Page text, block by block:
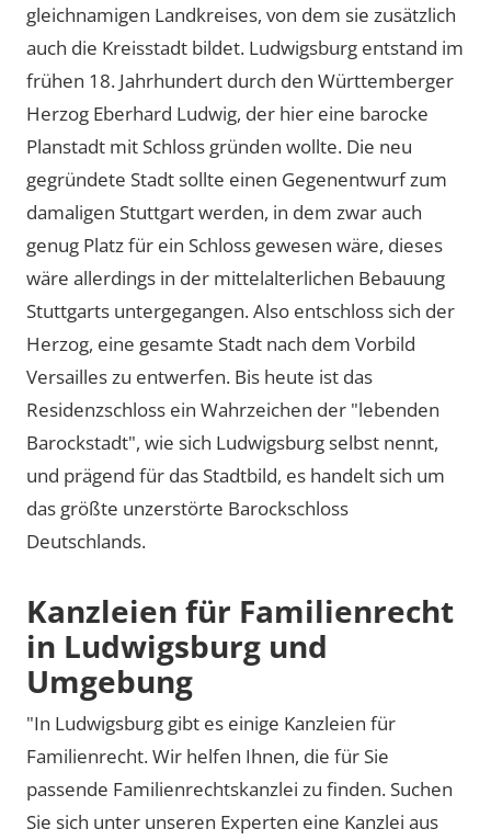
gleichnamigen Landkreises, von dem sie zusätzlich
auch die Kreisstadt bildet. Ludwigsburg entstand im
frühen 18. Jahrhundert durch den Württemberger
Herzog Eberhard Ludwig, der hier eine barocke
Planstadt mit Schloss gründen wollte. Die neu
gegründete Stadt sollte einen Gegenentwurf zum
damaligen Stuttgart werden, in dem zwar auch
genug Platz für ein Schloss gewesen wäre, dieses
wäre allerdings in der mittelalterlichen Bebauung
Stuttgarts untergegangen. Also entschloss sich der
Herzog, eine gesamte Stadt nach dem Vorbild
Versailles zu entwerfen. Bis heute ist das
Residenzschloss ein Wahrzeichen der "lebenden
Barockstadt", wie sich Ludwigsburg selbst nennt,
und prägend für das Stadtbild, es handelt sich um
das größte unzerstörte Barockschloss
Deutschlands.
Kanzleien für Familienrecht
in Ludwigsburg und
Umgebung
"In Ludwigsburg gibt es einige Kanzleien für
Familienrecht. Wir helfen Ihnen, die für Sie
passende Familienrechtskanzlei zu finden. Suchen
Sie sich unter unseren Experten eine Kanzlei aus